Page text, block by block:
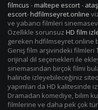
filmcus -maltepe escort-
escort-hdfilmseyret.online
ve yabancı filmleri
Özellikle sorunsuz HD film
gereken hdfilmseyret.online
Geniş film arşivindeki filmleri
orijinal dil seçenekleri ile
sinemasından birçok filmi
halinde izleyebileceğiniz
yapımları da HD kalitesinde
Dramadan komediye, bilim
filmlerine ve daha pek çok